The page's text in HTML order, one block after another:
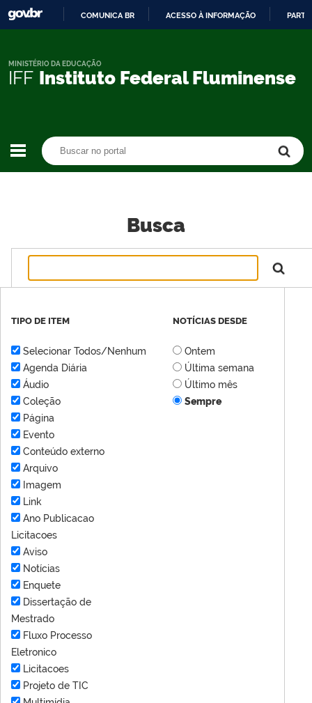
CONTEÚDO
COMUNICA BR ACESSO À INFORMAÇÃO
IFF Instituto Federal Fluminense
MINISTÉRIO DA EDUCAÇÃO
Busca
TIPO DE ITEM
Selecionar Todos/Nenhum
Agenda Diária
Áudio
Coleção
Página
Evento
Conteúdo externo
Arquivo
Imagem
Link
Ano Publicacao
Licitacoes
Aviso
Notícias
Enquete
Dissertação de
Mestrado
Fluxo Processo
Eletronico
Licitacoes
Projeto de TIC
NOTÍCIAS DESDE
Ontem
Última semana
Último mês
Sempre